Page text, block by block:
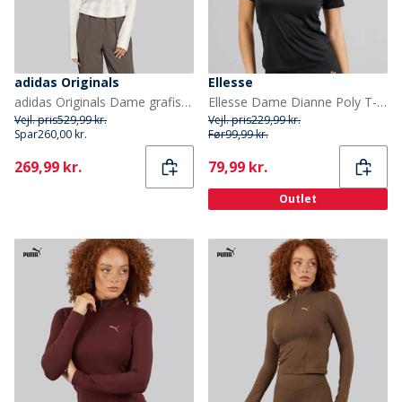
adidas Originals
adidas Originals Dame grafisk fodbold 1/2 zip top Off White
Vejl. pris529,99 kr.
Spar260,00 kr.
Current
269,99 kr.
Ellesse
Ellesse Dame Dianne Poly T-shirt Sort
Vejl. pris229,99 kr.
Før99,99 kr.
Current
79,99 kr.
Outlet